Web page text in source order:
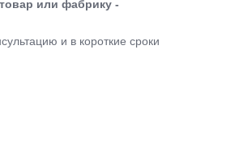
или фабрику -
и в короткие сроки